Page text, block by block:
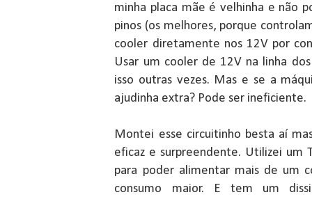
minha placa mãe é velhinha e não
pinos (os melhores, porque
cooler diretamente nos 12V por
Usar um cooler de 12V na linha
isso outras vezes. Mas e se a
ajudinha extra? Pode ser ineficiente.
Montei esse circuitinho besta aí
eficaz e surpreendente. Utilizei um
para poder alimentar mais de um
consumo maior. E tem um